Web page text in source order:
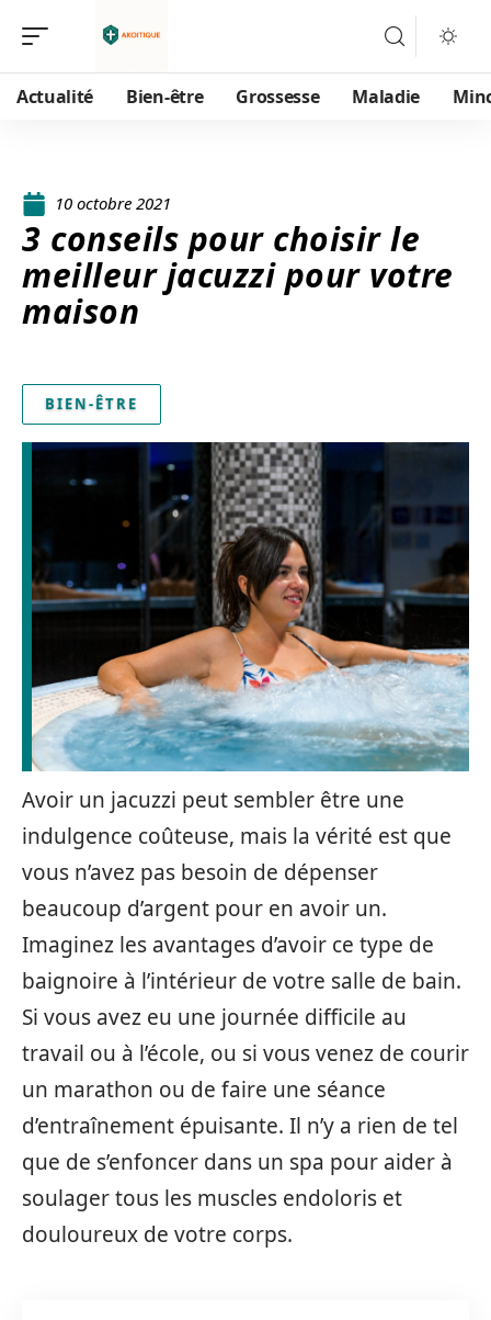
Actualité Bien-être Grossesse Maladie
10 octobre 2021
3 conseils pour choisir le
meilleur jacuzzi pour votre
maison
BIEN-ÊTRE
Avoir un jacuzzi peut sembler être une
indulgence coûteuse, mais la vérité est que
vous n’avez pas besoin de dépenser
beaucoup d’argent pour en avoir un.
Imaginez les avantages d’avoir ce type de
baignoire à l’intérieur de votre salle de bain.
Si vous avez eu une journée difficile au
travail ou à l’école, ou si vous venez de courir
un marathon ou de faire une séance
d’entraînement épuisante. Il n’y a rien de tel
que de s’enfoncer dans un spa pour aider à
soulager tous les muscles endoloris et
douloureux de votre corps.